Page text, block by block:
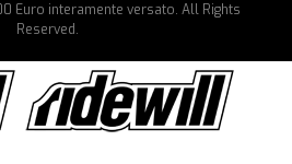
Euro interamente versato. All Rights
Reserved.